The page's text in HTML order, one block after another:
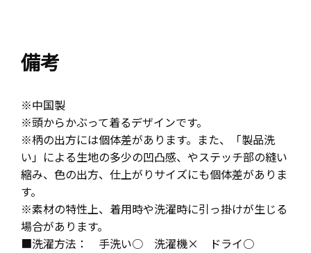
備考
※中国製
※頭からかぶって着るデザインです。
※柄の出方には個体差があります。また、「製品洗
い」による生地の多少の凹凸感、やステッチ部の縫い
縮み、色の出方、仕上がりサイズにも個体差がありま
す。
※素材の特性上、着用時や洗濯時に引っ掛けが生じる
場合があります。
■洗濯方法： 手洗い○ 洗濯機× ドライ○